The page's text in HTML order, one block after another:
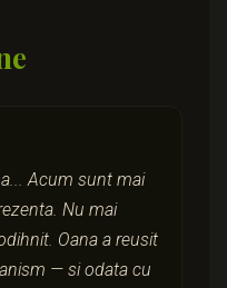
Acum sunt mai
Nu mai
Oana a reusit
— si odata cu